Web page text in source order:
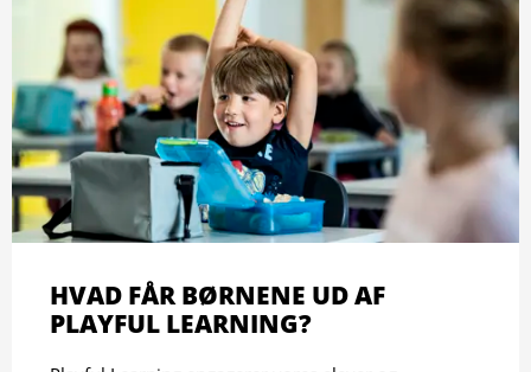
HVAD FÅR BØRNENE UD AF
PLAYFUL LEARNING?